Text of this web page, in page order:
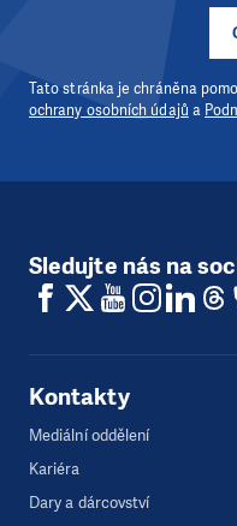
Tato stránka je chráněna
ochrany osobních údajů a
Sledujte nás na
Kontakty
Mediální oddělení
Kariéra
Dary a dárcovství